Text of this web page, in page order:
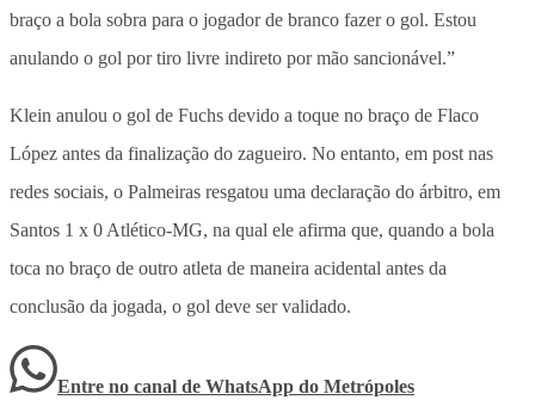
braço a bola sobra para o jogador de branco fazer o gol. Estou
anulando o gol por tiro livre indireto por mão sancionável.”
Klein anulou o gol de Fuchs devido a toque no braço de Flaco
López antes da finalização do zagueiro. No entanto, em post nas
redes sociais, o Palmeiras resgatou uma declaração do árbitro, em
Santos 1 x 0 Atlético-MG, na qual ele afirma que, quando a bola
toca no braço de outro atleta de maneira acidental antes da
conclusão da jogada, o gol deve ser validado.
Entre no canal de WhatsApp do Metrópoles